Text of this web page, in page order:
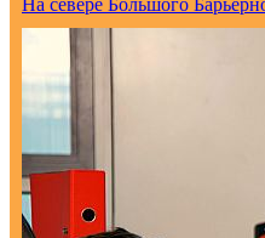
На севере Большого